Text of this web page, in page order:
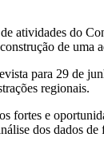
atividades do
de
para 29 de
regionais.
fortes e
dos dados